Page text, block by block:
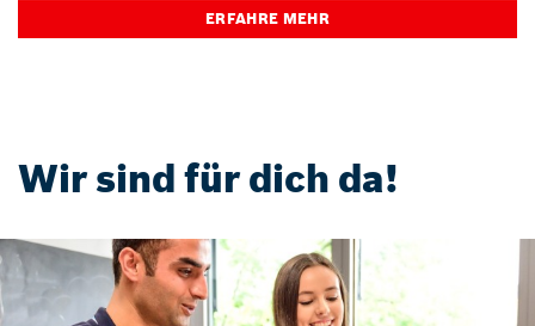
ERFAHRE MEHR
Wir sind für dich da!